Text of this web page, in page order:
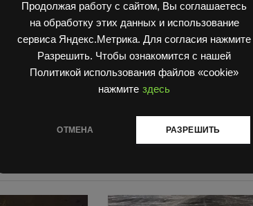
Продолжая работу с сайтом, Вы соглашаетесь
на обработку этих данных и использование
сервиса Яндекс.Метрика. Для согласия нажмите
Разрешить. Чтобы ознакомится с нашей
Политикой использования файлов «cookie»
нажмите здесь
ОТМЕНА РАЗРЕШИТЬ